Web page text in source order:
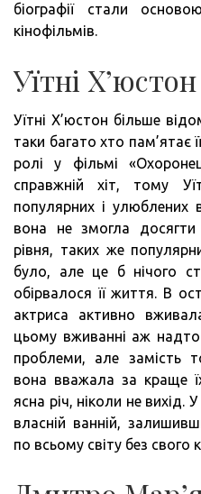
біографії стали
кінофільмів.
Уїтні Х’юстон
Уїтні Х’юстон більше
таки багато хто пам’ятає
ролі у фільмі
справжній хіт, тому
популярних і улюблених
вона не змогла
рівня, таких же
було, але це б нічого
обірвалося її життя. В
актриса активно
цьому вживанні аж надто
проблеми, але замість
вона вважала за краще
ясна річ, ніколи не вихід.
власній ванній,
по всьому світу без свого